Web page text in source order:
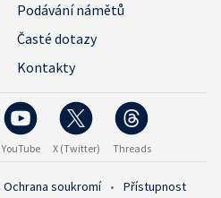
Podávání námětů
Časté dotazy
Kontakty
YouTube X (Twitter) Threads
Ochrana soukromí • Přístupnost